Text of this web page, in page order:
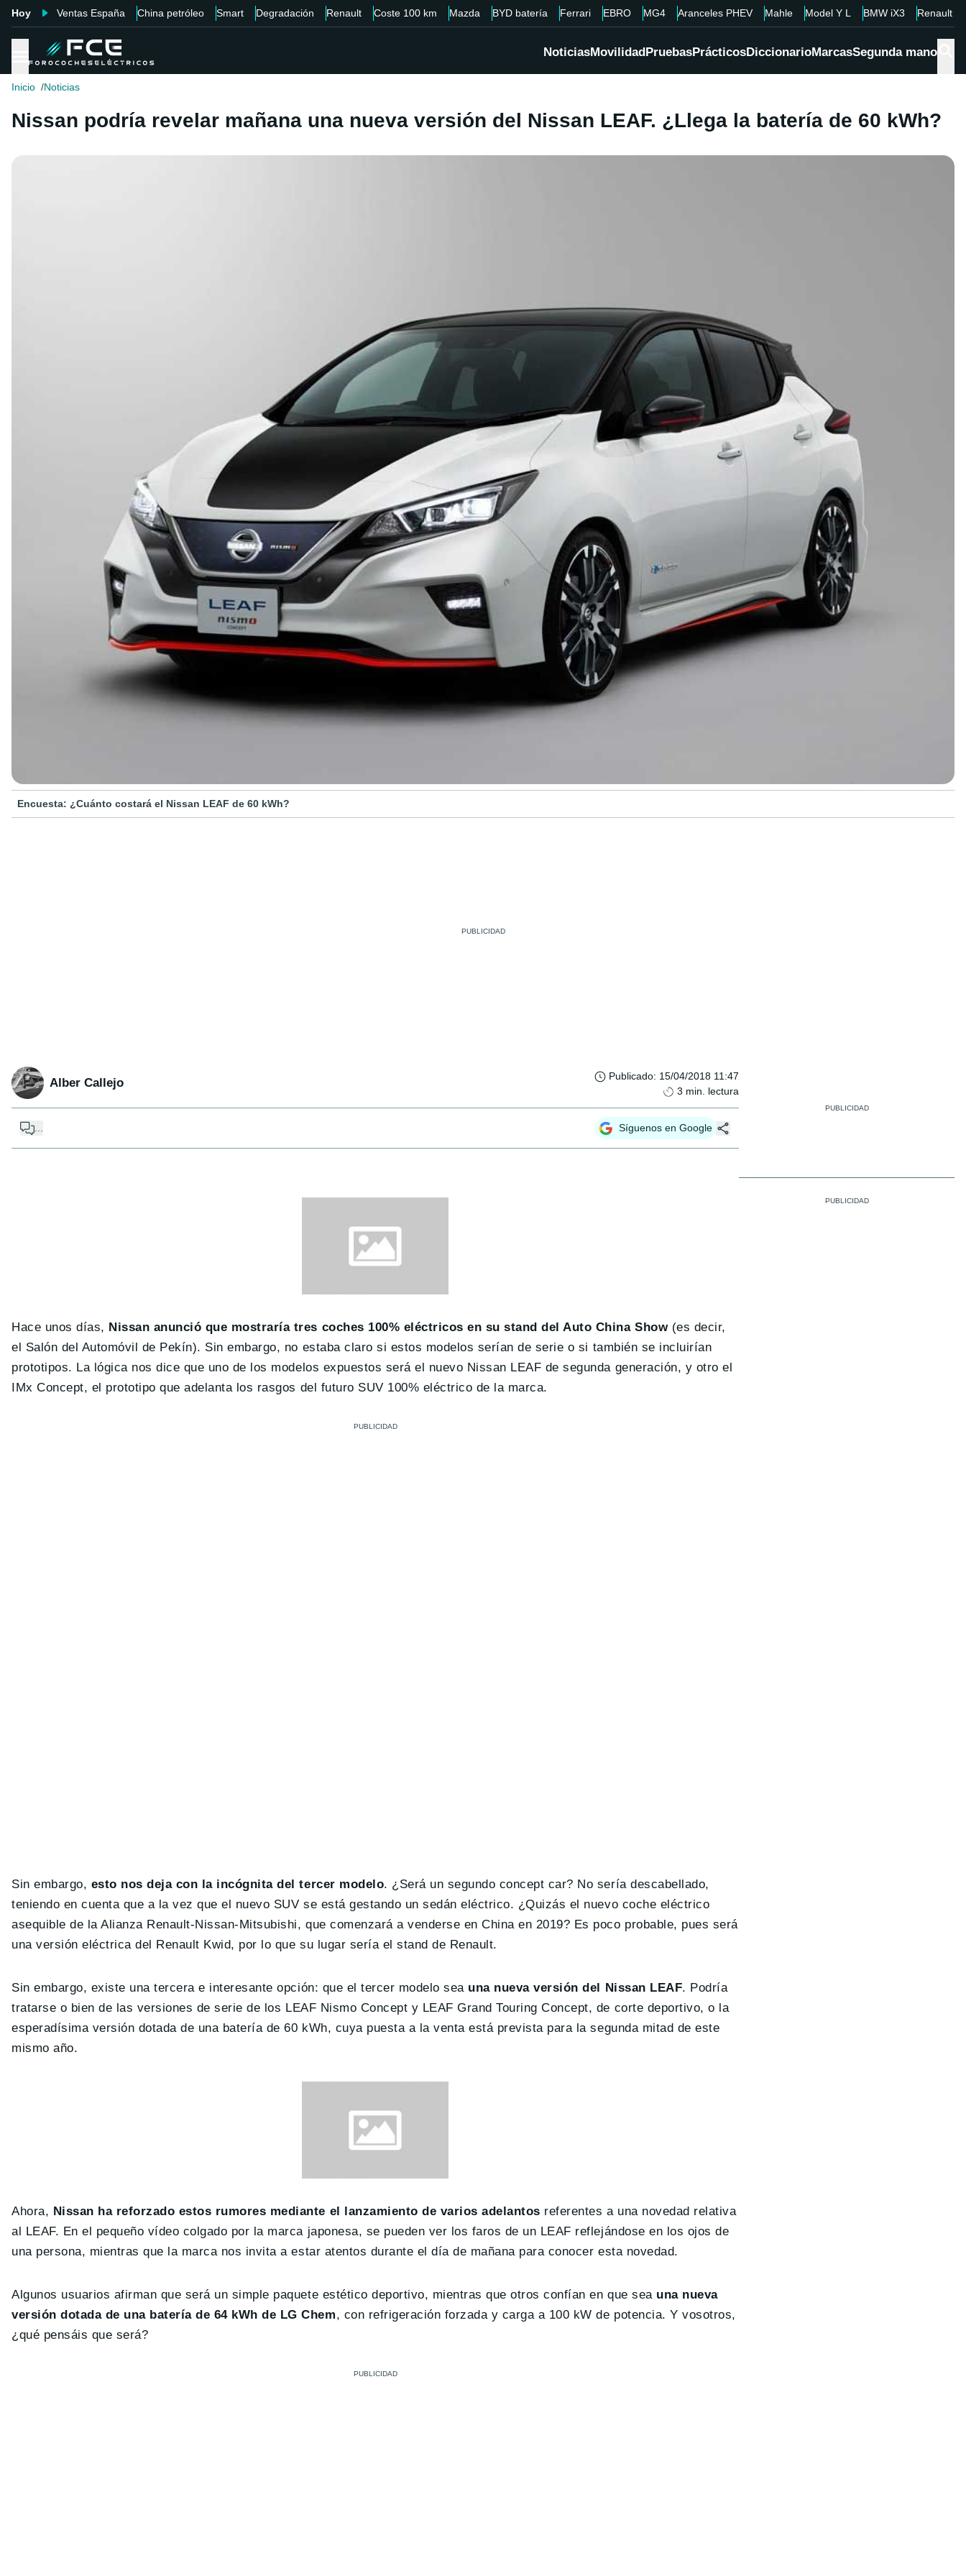
Hoy Ventas España China petróleo Smart Degradación Renault Coste 100 km Mazda BYD batería Ferrari EBRO MG4 Aranceles PHEV Mahle Model Y L BMW iX3 Renault
NoticiasMovilidadPruebasPrácticosDiccionarioMarcasSegunda mano
Inicio Noticias
Nissan podría revelar mañana una nueva versión del Nissan LEAF. ¿Llega la batería de 60 kWh?
Encuesta: ¿Cuánto costará el Nissan LEAF de 60 kWh?
Alber Callejo Publicado: 15/04/2018 11:47
3 min. lectura
... Síguenos en Google
Hace unos días, Nissan anunció que mostraría tres coches 100% eléctricos en su stand del Auto China Show(es decir,
el Salón del Automóvil de Pekín). Sin embargo, no estaba claro si estos modelos serían de serie o si también se incluirían
prototipos. La lógica nos dice que uno de los modelos expuestos será el nuevo Nissan LEAF de segunda generación, y otro el
IMx Concept, el prototipo que adelanta los rasgos del futuro SUV 100% eléctrico de la marca.
Sin embargo, esto nos deja con la incógnita del tercer modelo. ¿Será un segundo concept car? No sería descabellado,
teniendo en cuenta que a la vez que el nuevo SUV se está gestando un sedán eléctrico. ¿Quizás el nuevo coche eléctrico
asequible de la Alianza Renault-Nissan-Mitsubishi, que comenzará a venderse en China en 2019? Es poco probable, pues será
una versión eléctrica del Renault Kwid, por lo que su lugar sería el stand de Renault.
Sin embargo, existe una tercera e interesante opción: que el tercer modelo sea una nueva versión del Nissan LEAF. Podría
tratarse o bien de las versiones de serie de los LEAF Nismo Concept y LEAF Grand Touring Concept, de corte deportivo, o la
esperadísima versión dotada de una batería de 60 kWh, cuya puesta a la venta está prevista para la segunda mitad de este
mismo año.
Ahora, Nissan ha reforzado estos rumores mediante el lanzamiento de varios adelantos referentes a una novedad relativa
al LEAF. En el pequeño vídeo colgado por la marca japonesa, se pueden ver los faros de un LEAF reflejándose en los ojos de
una persona, mientras que la marca nos invita a estar atentos durante el día de mañana para conocer esta novedad.
Algunos usuarios afirman que será un simple paquete estético deportivo, mientras que otros confían en que sea una nueva
versión dotada de una batería de 64 kWh de LG Chem, con refrigeración forzada y carga a 100 kW de potencia. Y vosotros,
¿qué pensáis que será?